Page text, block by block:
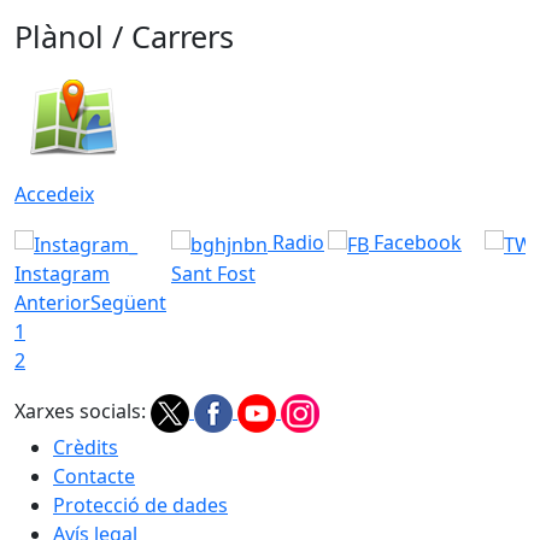
Plànol / Carrers
Accedeix
Instagram
Radio
Sant Fost
Facebook
AnteriorSegüent
1
2
Xarxes socials:
Crèdits
Contacte
Protecció de dades
Avís legal